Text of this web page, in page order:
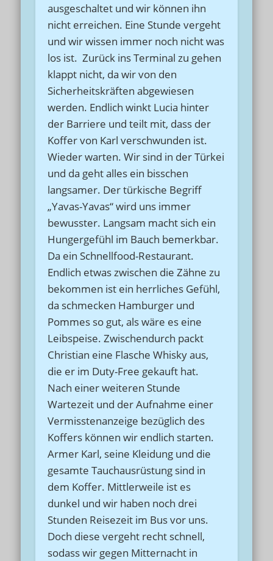
ausgeschaltet und wir können ihn
nicht erreichen. Eine Stunde vergeht
und wir wissen immer noch nicht was
los ist. Zurück ins Terminal zu gehen
klappt nicht, da wir von den
Sicherheitskräften abgewiesen
werden. Endlich winkt Lucia hinter
der Barriere und teilt mit, dass der
Koffer von Karl verschwunden ist.
Wieder warten. Wir sind in der Türkei
und da geht alles ein bisschen
langsamer. Der türkische Begriff
„Yavas-Yavas“ wird uns immer
bewusster. Langsam macht sich ein
Hungergefühl im Bauch bemerkbar.
Da ein Schnellfood-Restaurant.
Endlich etwas zwischen die Zähne zu
bekommen ist ein herrliches Gefühl,
da schmecken Hamburger und
Pommes so gut, als wäre es eine
Leibspeise. Zwischendurch packt
Christian eine Flasche Whisky aus,
die er im Duty-Free gekauft hat.
Nach einer weiteren Stunde
Wartezeit und der Aufnahme einer
Vermisstenanzeige bezüglich des
Koffers können wir endlich starten.
Armer Karl, seine Kleidung und die
gesamte Tauchausrüstung sind in
dem Koffer. Mittlerweile ist es
dunkel und wir haben noch drei
Stunden Reisezeit im Bus vor uns.
Doch diese vergeht recht schnell,
sodass wir gegen Mitternacht in